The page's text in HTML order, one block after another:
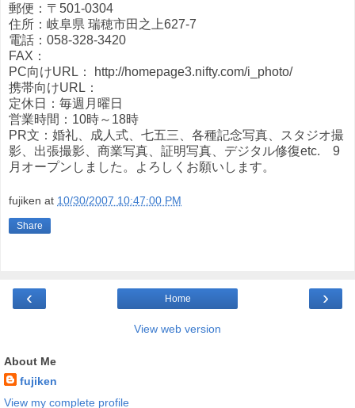
郵便：〒501-0304
住所：岐阜県 瑞穂市田之上627-7
電話：058-328-3420
FAX：
PC向けURL： http://homepage3.nifty.com/i_photo/
携帯向けURL：
定休日：毎週月曜日
営業時間：10時～18時
PR文：婚礼、成人式、七五三、各種記念写真、スタジオ撮
影、出張撮影、商業写真、証明写真、デジタル修復etc. 9
月オープンしました。よろしくお願いします。
fujiken at 10/30/2007 10:47:00 PM
Share
‹ ›
Home
View web version
About Me
fujiken
View my complete profile